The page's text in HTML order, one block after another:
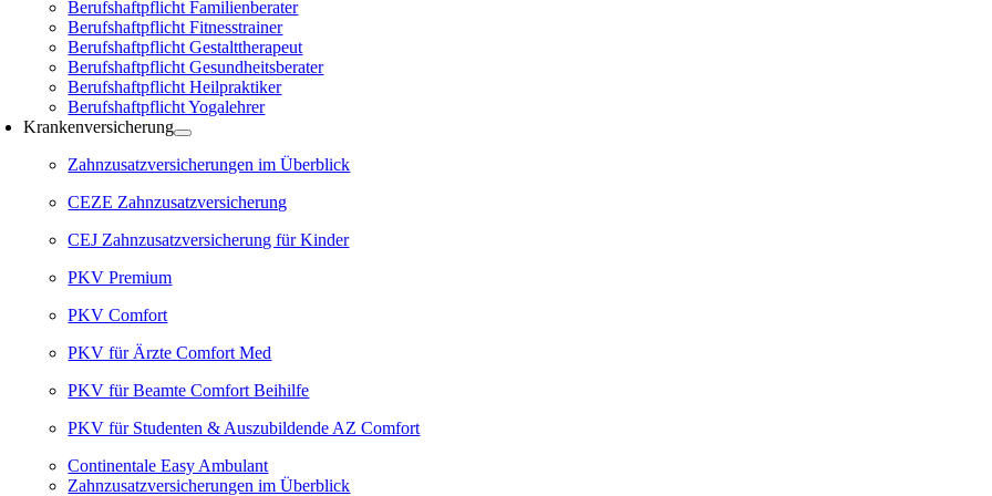
Berufshaftpflicht Familienberater
Berufshaftpflicht Fitnesstrainer
Berufshaftpflicht Gestalttherapeut
Berufshaftpflicht Gesundheitsberater
Berufshaftpflicht Heilpraktiker
Berufshaftpflicht Yogalehrer
Krankenversicherung
Zahnzusatzversicherungen im Überblick
CEZE Zahnzusatzversicherung
CEJ Zahnzusatzversicherung für Kinder
PKV Premium
PKV Comfort
PKV für Ärzte Comfort Med
PKV für Beamte Comfort Beihilfe
PKV für Studenten & Auszubildende AZ Comfort
Continentale Easy Ambulant
Zahnzusatzversicherungen im Überblick